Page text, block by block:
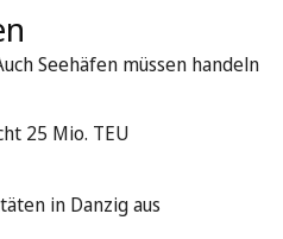
Seehäfen müssen handeln
25 Mio. TEU
in Danzig aus